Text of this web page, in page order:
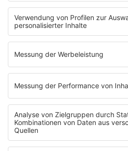
Album der Woche
News
Highlights
Charts
EVENTS
Kontakt
Newsletter
Empfang
sunshine live App
werben bei SUNSHINE LIVE